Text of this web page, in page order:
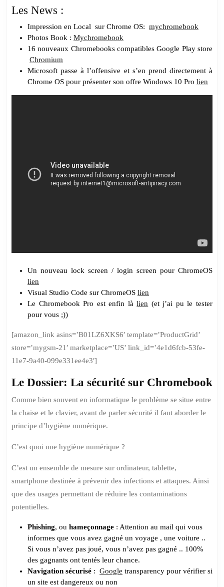
Les News :
Impression en Local sur Chrome OS: mychromebook
Photos Book : Mychromebook
16 nouveaux Chromebooks compatibles Google Play store
Chromium
Microsoft passe à l’offensive et s’en prend directement à
Chrome OS pour présenter son offre Windows 10 Pro lien
Un nouveau lock screen / login screen pour ChromeOS
lien
Visual Studio Code sur ChromeOS lien
Le Chromebook Pro est enfin làlien (et j’ai pu le tester
pour vous ;))
[amazon_link asins=’B01LZ6XKS6′ template=’ProductGrid’
store=’mygsm-21′ marketplace=’US’ link_id=’4e1d6fcb-53fe-
11e7-9a40-099e331ee4e3′]
Le Dossier: La sécurité sur Chromebook
Comme bien souvent en informatique le problème se situe entre
la chaise et le clavier, avant de parler sécurité il faut aborder le
principe d’hygiène numérique.
C’est quoi une hygiène numérique ?
C’est un ensemble de mesure sur ordinateur, tablette,
smartphone destinée à prévenir des infections et attaques. Ainsi
que des usages permettant de réduire les contaminations
potentielles.
Phishing, ou hameçonnage : Attention au mail qui vous
informes que vous avez gagné un voyage , une voiture ..
Si vous n’avez pas joué, vous n’avez pas gagné .. 100%
des gagnants ont tentés leur chance.
Navigation sécurisé : Google transparency pour vérifier si
un site est dangereux ou non